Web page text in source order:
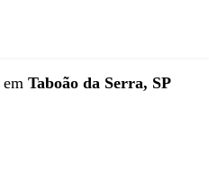
em Taboão da Serra, SP